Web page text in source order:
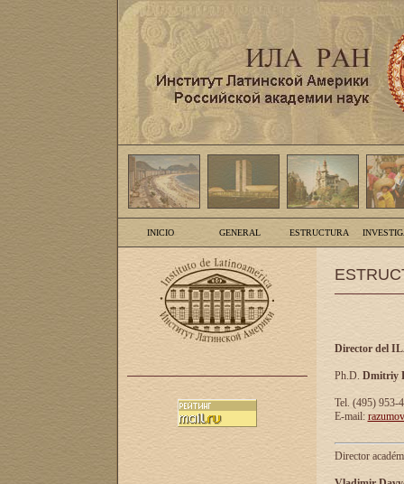
INICIO GENERAL ESTRUCTURA
Director del
Ph.D. Dmitriy
Tel. (495) 953-
E-mail:
Director